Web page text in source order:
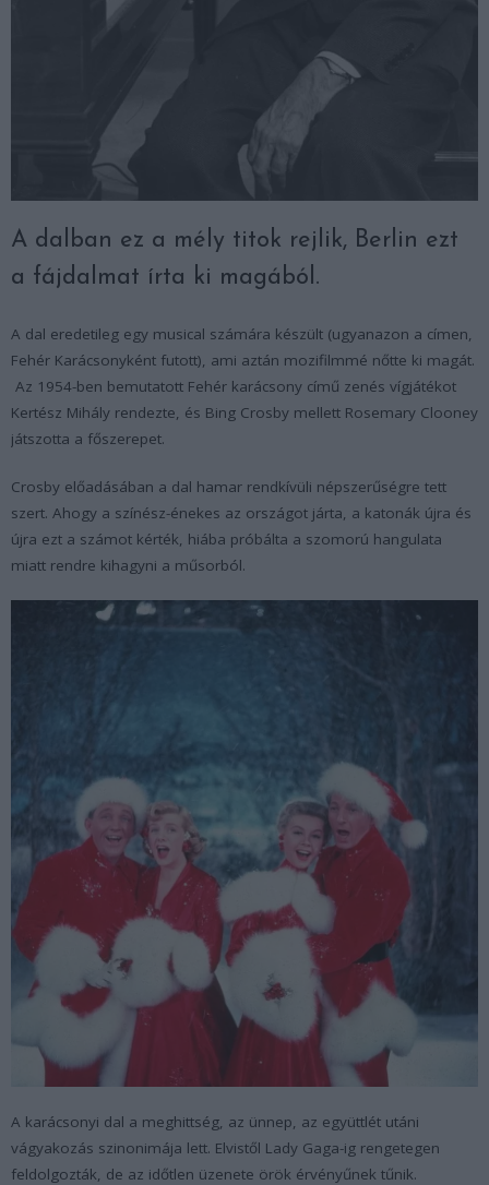
A dalban ez a mély titok rejlik, Berlin ezt
a fájdalmat írta ki magából.
A dal eredetileg egy musical számára készült (ugyanazon a címen,
Fehér Karácsonyként futott), ami aztán mozifilmmé nőtte ki magát.
Az 1954-ben bemutatott Fehér karácsony című zenés vígjátékot
Kertész Mihály rendezte, és Bing Crosby mellett Rosemary Clooney
játszotta a főszerepet.
Crosby előadásában a dal hamar rendkívüli népszerűségre tett
szert. Ahogy a színész-énekes az országot járta, a katonák újra és
újra ezt a számot kérték, hiába próbálta a szomorú hangulata
miatt rendre kihagyni a műsorból.
A karácsonyi dal a meghittség, az ünnep, az együttlét utáni
vágyakozás szinonimája lett. Elvistől Lady Gaga-ig rengetegen
feldolgozták, de az időtlen üzenete örök érvényűnek tűnik.